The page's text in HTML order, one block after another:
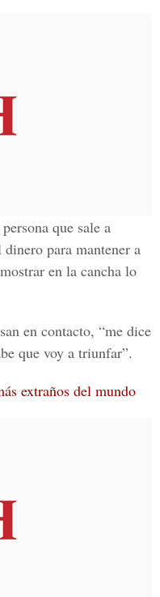
que sale a
para mantener a
en la cancha lo
en contacto, “me dice
que voy a triunfar”.
extraños del mundo